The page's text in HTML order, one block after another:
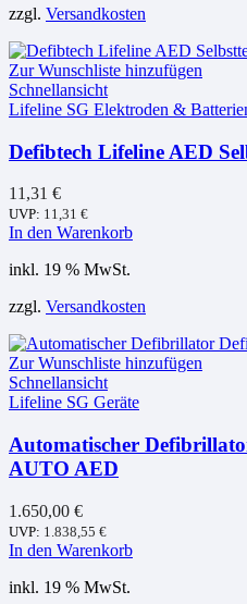
zzgl. Versandkosten
Zur Wunschliste hinzufügen
Schnellansicht
Lifeline SG Elektroden &
Defibtech Lifeline AED
11,31 €
UVP: 11,31 €
In den Warenkorb
inkl. 19 % MwSt.
zzgl. Versandkosten
Zur Wunschliste hinzufügen
Schnellansicht
Lifeline SG Geräte
Automatischer
AUTO AED
1.650,00 €
UVP: 1.838,55 €
In den Warenkorb
inkl. 19 % MwSt.